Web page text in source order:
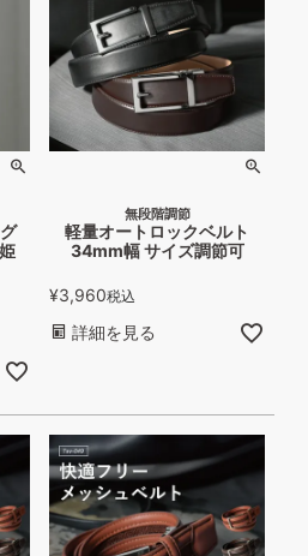
無段階調節
軽量オートロックベルト
34mm幅 サイズ調節可
¥3,960税込
詳細を見る